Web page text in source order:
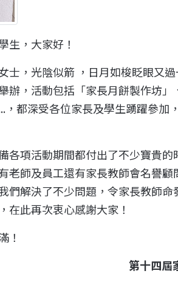
生，大家好！
士，光陰似箭 ，日月如梭眨眼又
辦，活動包括「家長月餅製作坊
都深受各位家長及學生踴躍參加
各項活動期間都付出了不少寶貴的
老師及員工還有家長教師會名譽
們解決了不少問題，令家長教師
在此再次衷心感謝大家！
！
第十四屆